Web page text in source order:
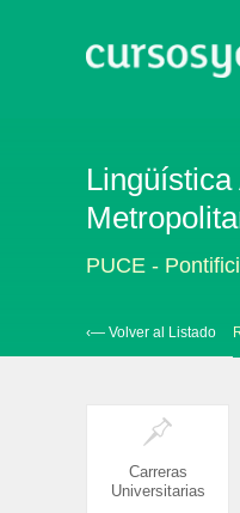
PUCE -
‹— Volver al Listado
Carreras
Universitarias